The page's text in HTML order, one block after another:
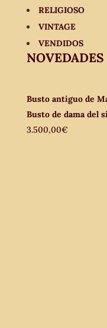
RELIGIOSO
VINTAGE
VENDIDOS
NOVEDADES
Busto antiguo de
Busto de dama del
3.500,00€